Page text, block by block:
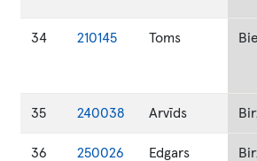
34 210145 Toms
35 240038 Arvīds
36 250026 Edgars